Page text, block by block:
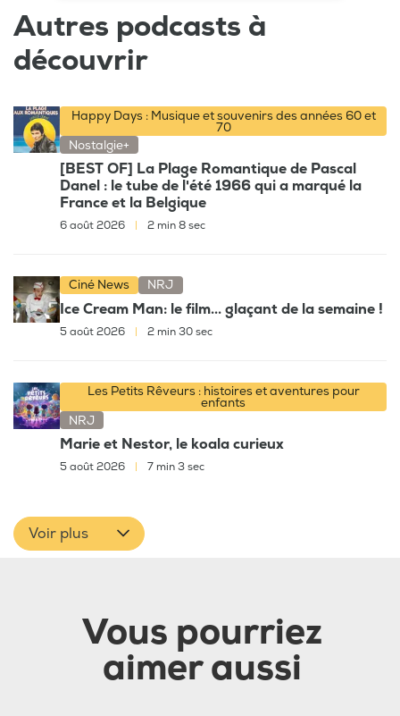
Autres podcasts à
découvrir
Happy Days : Musique et souvenirs des années 60 et
70
Nostalgie+
[BEST OF] La Plage Romantique de Pascal
Danel : le tube de l'été 1966 qui a marqué la
France et la Belgique
6 août 2026 2 min 8 sec
Ciné News NRJ
Ice Cream Man: le film... glaçant de la semaine !
5 août 2026 | 2 min 30 sec
Les Petits Rêveurs : histoires et aventures pour
enfants
NRJ
Marie et Nestor, le koala curieux
5 août 2026 7 min 3 sec
Voir plus
Vous pourriez
aimer aussi